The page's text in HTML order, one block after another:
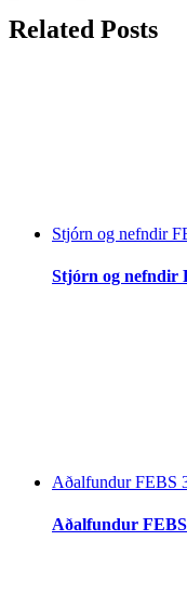
Related Posts
Stjórn og nefndir
Stjórn og nefndir
Aðalfundur FEBS
Aðalfundur FEBS